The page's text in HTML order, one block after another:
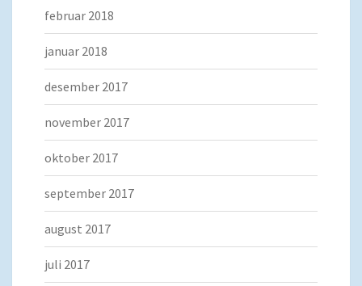
februar 2018
januar 2018
desember 2017
november 2017
oktober 2017
september 2017
august 2017
juli 2017